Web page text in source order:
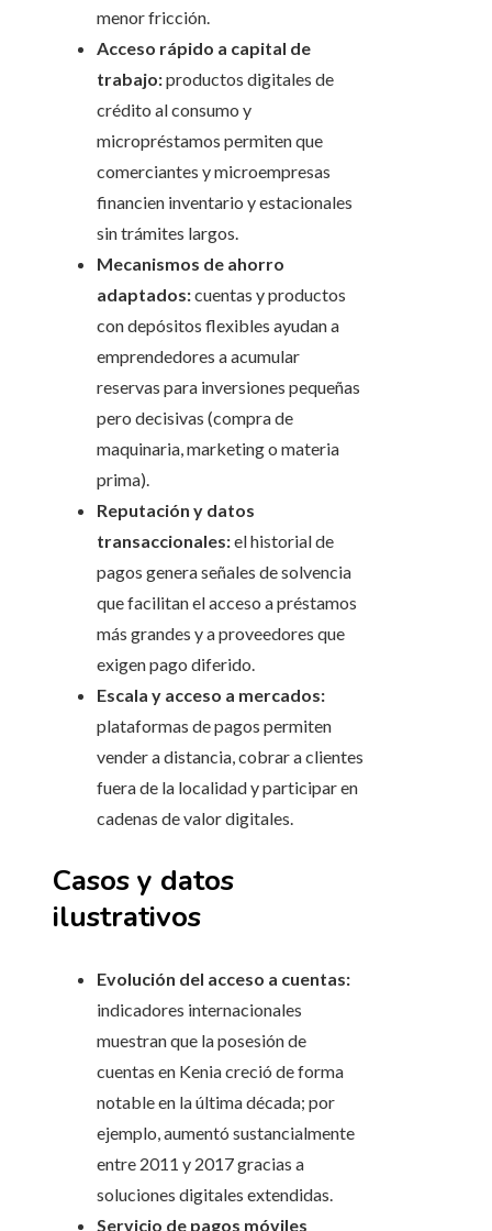
menor fricción.
Acceso rápido a capital de
trabajo:productos digitales de
crédito al consumo y
micropréstamos permiten que
comerciantes y microempresas
financien inventario y estacionales
sin trámites largos.
Mecanismos de ahorro
adaptados:cuentas y productos
con depósitos flexibles ayudan a
emprendedores a acumular
reservas para inversiones pequeñas
pero decisivas (compra de
maquinaria, marketing o materia
prima).
Reputación y datos
transaccionales:el historial de
pagos genera señales de solvencia
que facilitan el acceso a préstamos
más grandes y a proveedores que
exigen pago diferido.
Escala y acceso a mercados:
plataformas de pagos permiten
vender a distancia, cobrar a clientes
fuera de la localidad y participar en
cadenas de valor digitales.
Casos y datos
ilustrativos
Evolución del acceso a cuentas:
indicadores internacionales
muestran que la posesión de
cuentas en Kenia creció de forma
notable en la última década; por
ejemplo, aumentó sustancialmente
entre 2011 y 2017 gracias a
soluciones digitales extendidas.
Servicio de pagos móviles